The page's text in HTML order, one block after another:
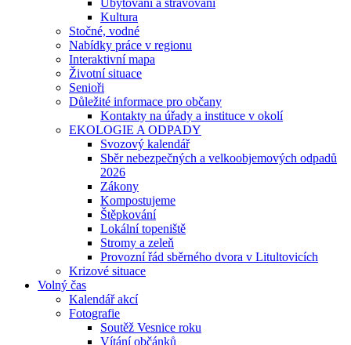
Ubytování a stravování
Kultura
Stočné, vodné
Nabídky práce v regionu
Interaktivní mapa
Životní situace
Senioři
Důležité informace pro občany
Kontakty na úřady a instituce v okolí
EKOLOGIE A ODPADY
Svozový kalendář
Sběr nebezpečných a velkoobjemových odpadů
2026
Zákony
Kompostujeme
Štěpkování
Lokální topeniště
Stromy a zeleň
Provozní řád sběrného dvora v Litultovicích
Krizové situace
Volný čas
Kalendář akcí
Fotografie
Soutěž Vesnice roku
Vítání občánků